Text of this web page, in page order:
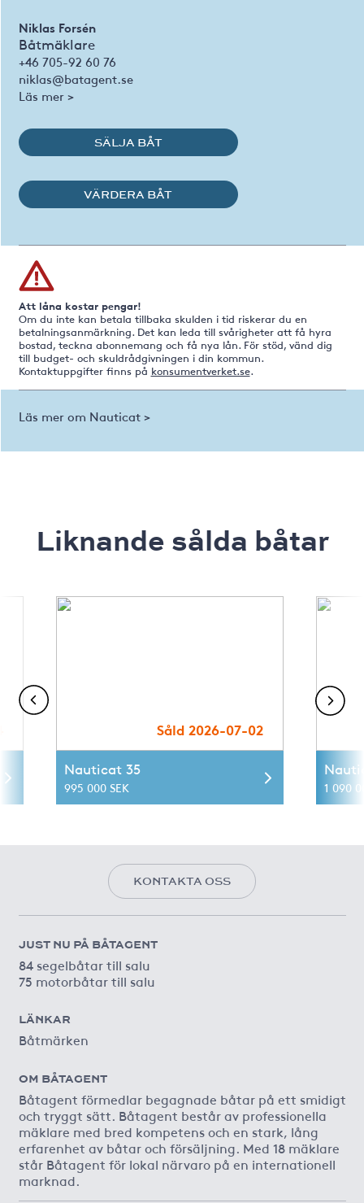
Niklas Forsén
Båtmäklare
+46 705-92 60 76
niklas@batagent.se
Läs mer >
SÄLJA BÅT
VÄRDERA BÅT
Att låna kostar pengar!
Om du inte kan betala tillbaka skulden i tid riskerar du en
betalningsanmärkning. Det kan leda till svårigheter att få hyra
bostad, teckna abonnemang och få nya lån. För stöd, vänd dig
till budget- och skuldrådgivningen i din kommun.
Kontaktuppgifter finns på konsumentverket.se.
Läs mer om Nauticat >
Liknande sålda båtar
Såld 2026-07-02
Nauticat 35
995 000 SEK 1 090
KONTAKTA OSS
JUST NU PÅ BÅTAGENT
84 segelbåtar till salu
75 motorbåtar till salu
LÄNKAR
Båtmärken
OM BÅTAGENT
Båtagent förmedlar begagnade båtar på ett smidigt
och tryggt sätt. Båtagent består av professionella
mäklare med bred kompetens och en stark, lång
erfarenhet av båtar och försäljning. Med 18 mäklare
står Båtagent för lokal närvaro på en internationell
marknad.